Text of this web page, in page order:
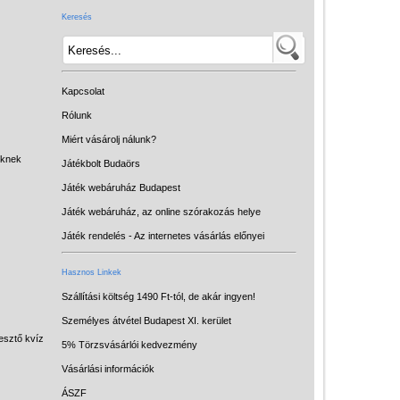
kvíz
Keresés
Kapcsolat
Rólunk
Miért vásárolj nálunk?
Játékbolt Budaörs
Játék webáruház Budapest
Játék webáruház, az online szórakozás helye
Játék rendelés - Az internetes vásárlás előnyei
Hasznos Linkek
Szállítási költség 1490 Ft-tól, de akár ingyen!
Személyes átvétel Budapest XI. kerület
5% Törzsvásárlói kedvezmény
Vásárlási információk
ÁSZF
Reklamáció és Elállás